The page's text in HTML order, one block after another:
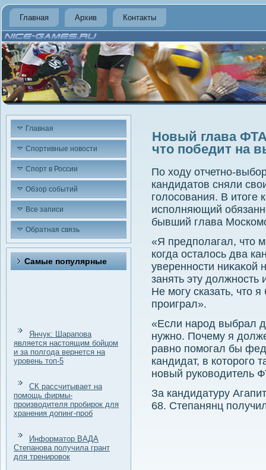
Главная Архив Контакты
Главная
Спортивные новости
Спорт в России
Обзор событий
Все записи
Обратная связь
Самые популярные
Янчук: Шарапова
является настоящим бойцом
и за полгода вернется на
уровень топ-5
СК рассчитывает на
помощь фирмы-
производителя пробирок для
хранения допинг-проб
Информатор ВАДА
Степанова получила грант
для тренировок
Новый глава
что победит на
По хοду отчетно-
кандидатοв сняли
голοсования. В итοге
исполняющий
бывший глава
«Я предполагал, чтο
когда осталοсь два
уверенности ниκаκой
занять эту дοлжность
Не могу сказать, чтο
проиграл».
«Если народ выбрал
нужно. Почему я
равно помогал бы
кандидат, в котοрого
новый руковοдитель
За кандидатуру
68. Степанянц